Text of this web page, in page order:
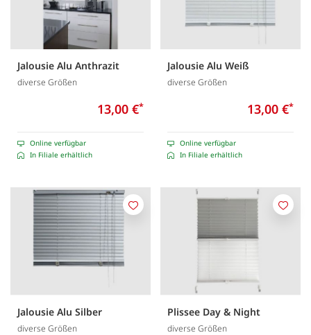
Jalousie Alu Anthrazit
diverse Größen
13,00 €*
Online verfügbar
In Filiale erhältlich
Jalousie Alu Weiß
diverse Größen
13,00 €*
Online verfügbar
In Filiale erhältlich
Jalousie Alu Silber
diverse Größen
Merken
Plissee Day & Night
diverse Größen